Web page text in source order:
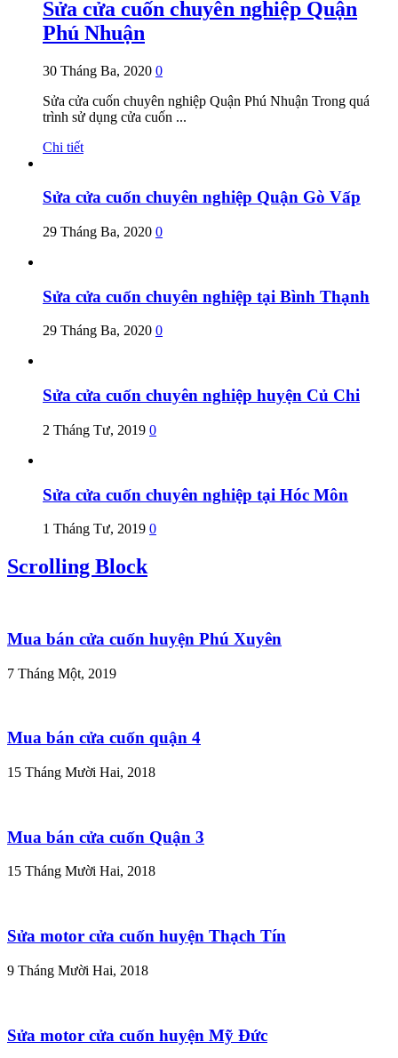
Sửa cửa cuốn chuyên nghiệp Quận
Phú Nhuận
30 Tháng Ba, 2020 0
Sửa cửa cuốn chuyên nghiệp Quận Phú Nhuận Trong quá
trình sử dụng cửa cuốn ...
Chi tiết
Sửa cửa cuốn chuyên nghiệp Quận Gò Vấp
29 Tháng Ba, 2020 0
Sửa cửa cuốn chuyên nghiệp tại Bình Thạnh
29 Tháng Ba, 2020 0
Sửa cửa cuốn chuyên nghiệp huyện Củ Chi
2 Tháng Tư, 2019 0
Sửa cửa cuốn chuyên nghiệp tại Hóc Môn
1 Tháng Tư, 2019 0
Scrolling Block
Mua bán cửa cuốn huyện Phú Xuyên
7 Tháng Một, 2019
Mua bán cửa cuốn quận 4
15 Tháng Mười Hai, 2018
Mua bán cửa cuốn Quận 3
15 Tháng Mười Hai, 2018
Sửa motor cửa cuốn huyện Thạch Tín
9 Tháng Mười Hai, 2018
Sửa motor cửa cuốn huyện Mỹ Đức